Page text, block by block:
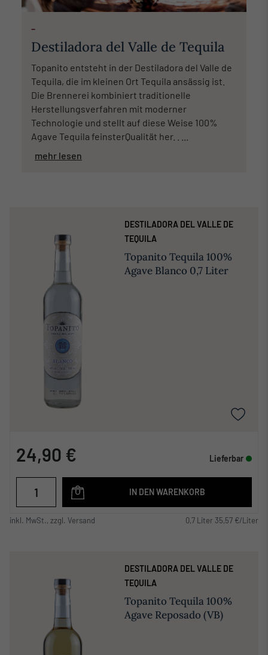
-
Destiladora del Valle de Tequila
Topanito entsteht in der Destiladora del Valle de
Tequila, die im kleinen Ort Tequila ansässig ist.
Die Brennerei kombiniert traditionelle
Herstellungsverfahren mit moderner
Technologie und stellt auf diese Weise 100%
Agave Tequila feinsterQualität her. . ...
mehr lesen
DESTILADORA DEL VALLE DE
TEQUILA
Topanito Tequila 100%
Agave Blanco 0,7 Liter
24,90 € Lieferbar
IN DEN WARENKORB
inkl. MwSt., zzgl. Versand 0,7 Liter 35,57 €/Liter
DESTILADORA DEL VALLE DE
TEQUILA
Topanito Tequila 100%
Agave Reposado (VB)